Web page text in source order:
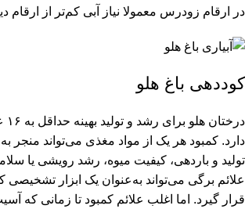
در ارقام زودرس معمولا نیاز آبی کم‌تر از
کوددهی باغ هلو
دارد. کمبود هر یک از مواد مغذی می‌تواند منجر
تولید و باردهی، کیفیت میوه، رشد رویشی یا
علائم برگی می‌تواند به‌عنوان یک ابزار تشخیصی
قرار گیرد. اما اغلب علائم کمبود تا زمانی که